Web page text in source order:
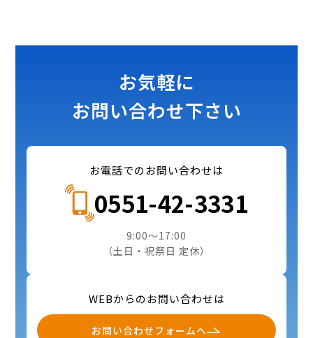
お気軽に
お問い合わせ下さい
お電話でのお問い合わせは
0551-42-3331
9:00～17:00
（土日・祝祭日 定休）
WEBからのお問い合わせは
お問い合わせフォームへ